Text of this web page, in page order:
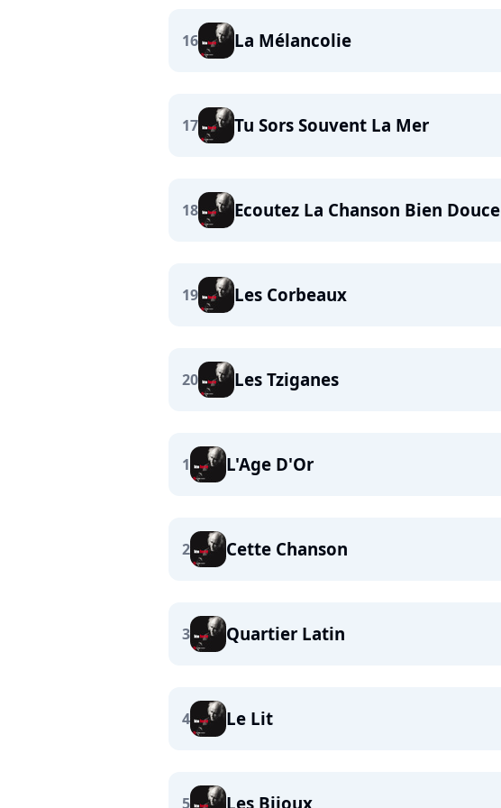
16 La Mélancolie
17 Tu Sors Souvent La Mer
18 Ecoutez La Chanson Bien Douce
19 Les Corbeaux
20 Les Tziganes
1 L'Age D'Or
2 Cette Chanson
3 Quartier Latin
4 Le Lit
5 Les Bijoux